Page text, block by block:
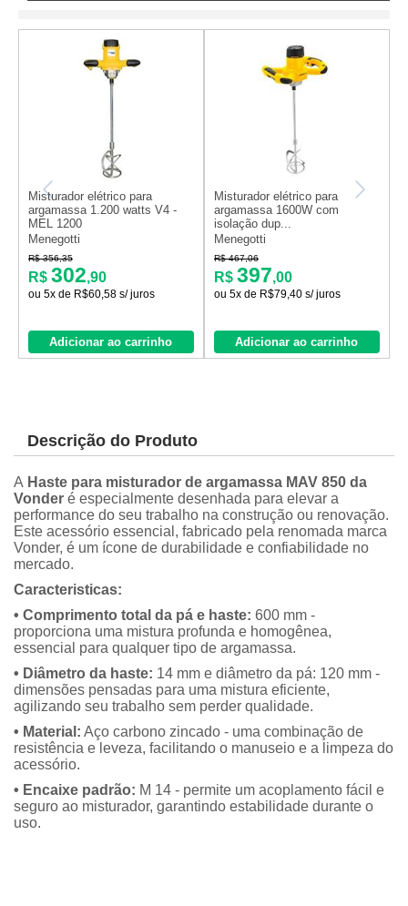
Misturador elétrico para
argamassa 1.200 watts V4 -
MEL 1200
Menegotti
R$ 356,35
R$ 302,90
ou 5x de R$60,58 s/ juros
Adicionar ao carrinho
Misturador elétrico para
argamassa 1600W com
isolação dup...
Menegotti
R$ 467,06
R$ 397,00
ou 5x de R$79,40 s/ juros
Adicionar ao carrinho
Descrição do Produto
A Haste para misturador de argamassa MAV 850 da
Vonder é especialmente desenhada para elevar a
performance do seu trabalho na construção ou renovação.
Este acessório essencial, fabricado pela renomada marca
Vonder, é um ícone de durabilidade e confiabilidade no
mercado.
Caracteristicas:
• Comprimento total da pá e haste: 600 mm -
proporciona uma mistura profunda e homogênea,
essencial para qualquer tipo de argamassa.
• Diâmetro da haste: 14 mm e diâmetro da pá: 120 mm -
dimensões pensadas para uma mistura eficiente,
agilizando seu trabalho sem perder qualidade.
• Material: Aço carbono zincado - uma combinação de
resistência e leveza, facilitando o manuseio e a limpeza do
acessório.
• Encaixe padrão: M 14 - permite um acoplamento fácil e
seguro ao misturador, garantindo estabilidade durante o
uso.